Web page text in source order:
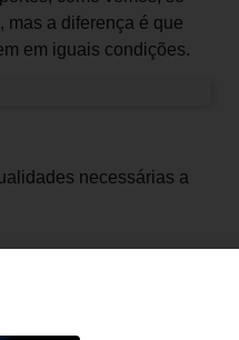
mas a diferença é que
em iguais condições.
necessárias a
João Paulo Pacífico